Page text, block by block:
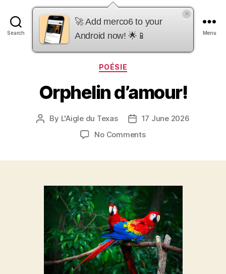
Search
merco6
Menu
Categories
POÉSIE
Orphelin d’amour!
Post
By L'Aigle du Texas
Post17 June 2026
No Commentson
🚀 Add merco6 to your
Android now! 🌟📱
×